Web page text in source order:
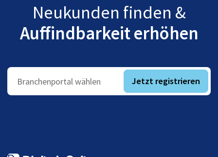
Neukunden finden &
Auffindbarkeit erhöhen
Branchenportal wählen Jetzt registrieren